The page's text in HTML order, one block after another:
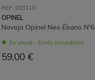
REF: 003110
OPINEL
Navaja Opinel Neo Ébano Nº6
En stock - Envío inmediato
59,00 €